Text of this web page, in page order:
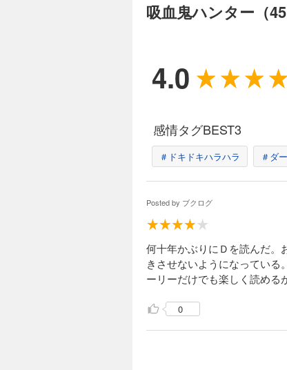
吸血鬼ハンター（
4.0
感情タグBEST3
＃ドキドキハラハラ ＃ダ
Posted by ブクログ
何十年かぶりにＤを読んだ。
きさせないようになっている
ーリーだけでも楽しく読める
0